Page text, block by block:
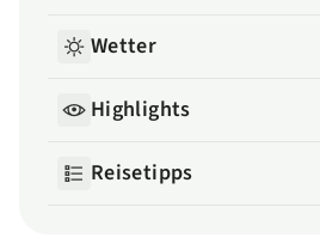
Wetter
Highlights
Reisetipps